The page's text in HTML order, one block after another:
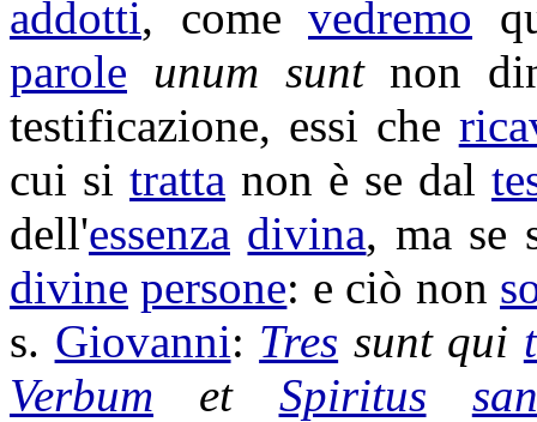
addotti, comevedremo
parole unum suntnon
testificazione, essi che
cui sitratta non è se dal
dell'essenza divina, ma se
divine persone: e ciò non
s. Giovanni: Tres sunt qui
Verbum et Spiritus